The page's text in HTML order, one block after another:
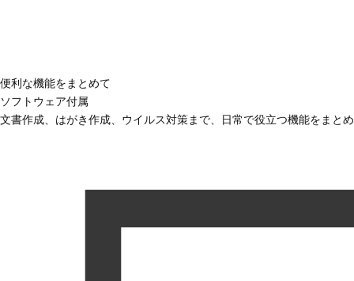
便利な機能をまとめて
ソフトウェア付属
文書作成、はがき作成、ウイルス対策まで、日常で役立つ機能をまと